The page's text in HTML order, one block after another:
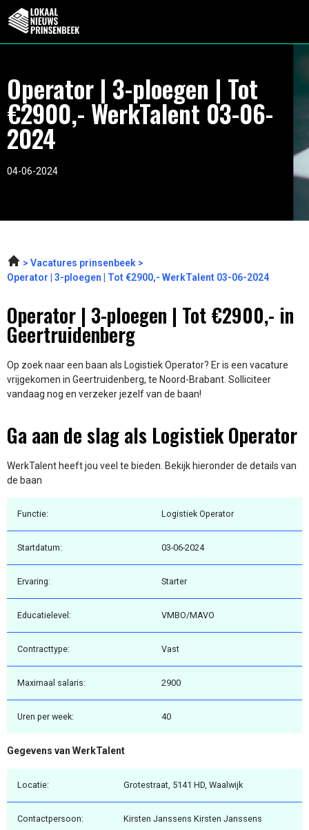
Operator | 3-ploegen | Tot
€2900,- WerkTalent 03-06-
2024
04-06-2024
Vacatures prinsenbeek
Operator | 3-ploegen | Tot €2900,- WerkTalent 03-06-2024
Operator | 3-ploegen | Tot €2900,- in
Geertruidenberg
Op zoek naar een baan als Logistiek Operator? Er is een vacature
vrijgekomen in Geertruidenberg, te Noord-Brabant. Solliciteer
vandaag nog en verzeker jezelf van de baan!
Ga aan de slag als Logistiek Operator
WerkTalent heeft jou veel te bieden. Bekijk hieronder de details van
de baan
Functie: Logistiek Operator
Startdatum: 03-06-2024
Ervaring: Starter
Educatielevel: VMBO/MAVO
Contracttype: Vast
Maximaal salaris: 2900
Uren per week: 40
Gegevens van WerkTalent
Locatie: Grotestraat, 5141 HD, Waalwijk
Contactpersoon: Kirsten Janssens Kirsten Janssens